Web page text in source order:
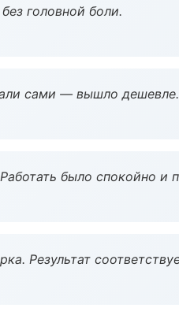
головной боли.
сами — вышло дешевле.
было спокойно и
Результат